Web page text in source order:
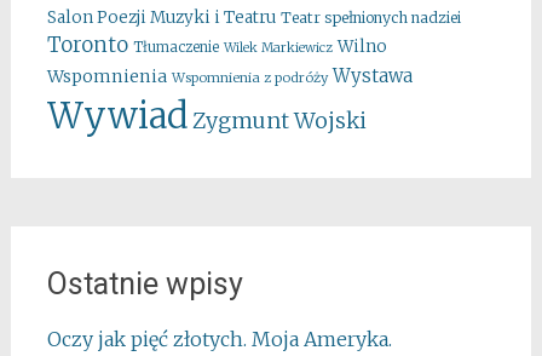
Salon Poezji Muzyki i Teatru Teatr spełnionych nadziei
Toronto Tłumaczenie Wilek Markiewicz Wilno
Wspomnienia Wspomnienia z podróży Wystawa
WywiadZygmunt Wojski
Ostatnie wpisy
Oczy jak pięć złotych. Moja Ameryka.